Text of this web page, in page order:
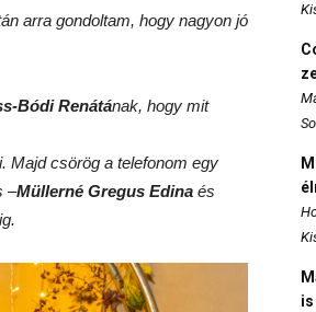
arra gondoltam, hogy nagyon jó
Bódi Renátának, hogy mit
Majd csörög a telefonom egy
–Müllerné Gregus Edina és